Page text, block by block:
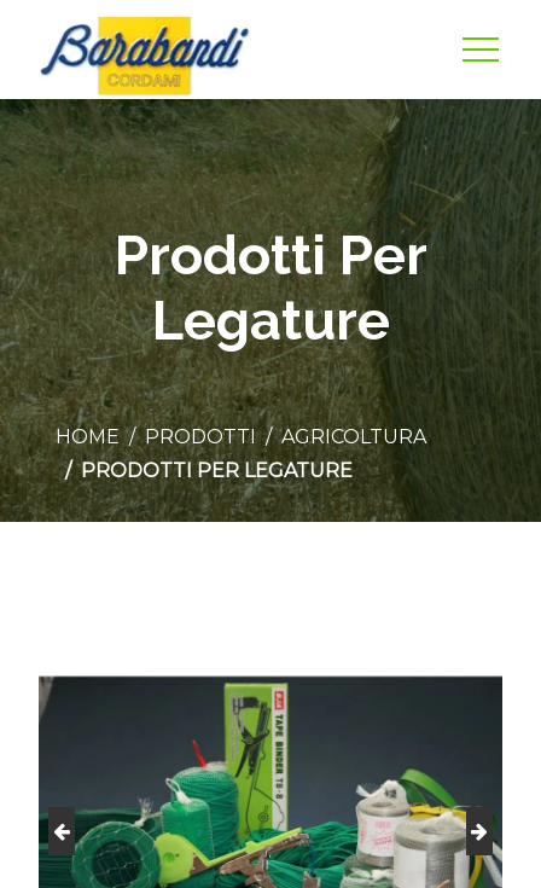
Prodotti Per
Legature
HOME PRODOTTI
AGRICOLTURA
PRODOTTI PER LEGATURE